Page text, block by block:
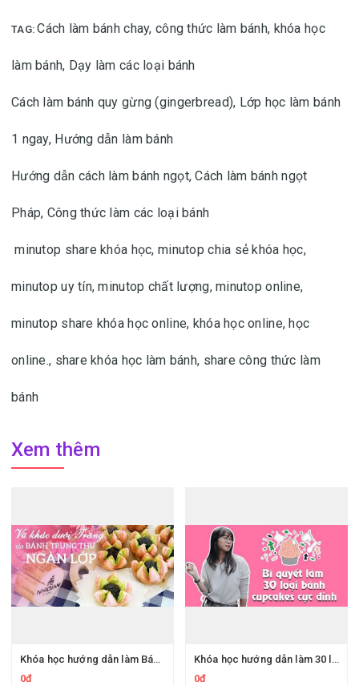
TAG:Cách làm bánh chay, công thức làm bánh, khóa học
làm bánh, Dạy làm các loại bánh
Cách làm bánh quy gừng (gingerbread), Lớp học làm bánh
1 ngay, Hướng dẫn làm bánh
Hướng dẫn cách làm bánh ngọt,Cách làm bánh ngọt
Pháp, Công thức làm các loại bánh
minutop share khóa học, minutop chia sẻ khóa học,
minutop uy tín, minutop chất lượng, minutop online,
minutop share khóa học online, khóa học online, học
online., share khóa học làm bánh, share công thức làm
bánh
Xem thêm
Khóa học hướng dẫn làm Bánh trung thu ngàn lớp cực kì đẹp mắt
0đ
Khóa học hướng dẫn làm 30 loại bánh cupcakes cực đỉnh
0đ